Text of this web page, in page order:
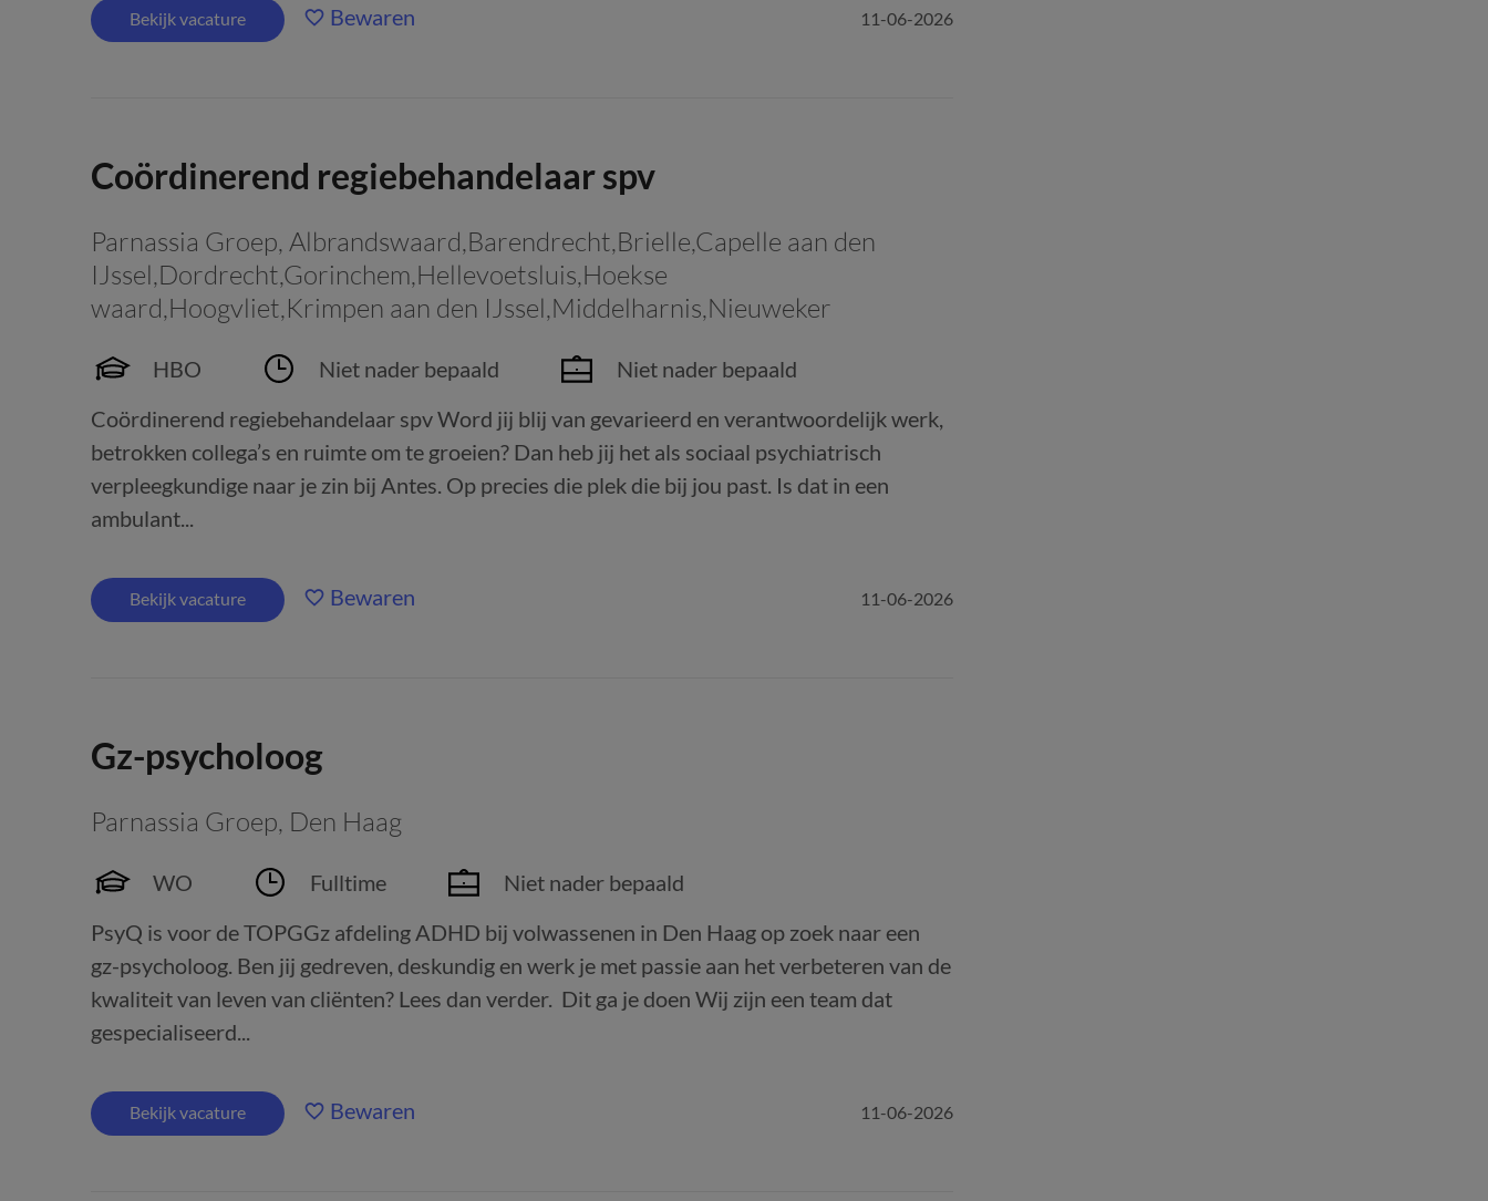
Bekijk vacature Bewaren 11-06-2026
Coördinerend regiebehandelaar spv
Parnassia Groep, Albrandswaard,Barendrecht,Brielle,Capelle aan den
IJssel,Dordrecht,Gorinchem,Hellevoetsluis,Hoekse
waard,Hoogvliet,Krimpen aan den IJssel,Middelharnis,Nieuweker
HBO Niet nader bepaald
Niet nader bepaald
Coördinerend regiebehandelaar spv Word jij blij van gevarieerd en verantwoordelijk werk,
betrokken collega’s en ruimte om te groeien? Dan heb jij het als sociaal psychiatrisch
verpleegkundige naar je zin bij Antes. Op precies die plek die bij jou past. Is dat in een
ambulant...
Bekijk vacature Bewaren 11-06-2026
Gz-psycholoog
Parnassia Groep, Den Haag
WO Fulltime
Niet nader bepaald
PsyQ is voor de TOPGGz afdeling ADHD bij volwassenen in Den Haag op zoek naar een
gz-psycholoog. Ben jij gedreven, deskundig en werk je met passie aan het verbeteren van de
kwaliteit van leven van cliënten? Lees dan verder. Dit ga je doen Wij zijn een team dat
gespecialiseerd...
Bekijk vacature Bewaren 11-06-2026